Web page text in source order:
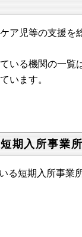
ア児等の支援を
いる機関の一覧
います。
期入所事業
る短期入所事業